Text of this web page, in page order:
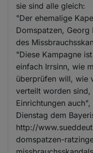
sie sind alle gleich:
"Der ehemalige
Domspatzen, Georg
des
"Diese Kampagne
einfach Irrsinn, wie
überprüfen will, wie
verteilt worden
Einrichtungen
Dienstag dem
http://
domspatzen-